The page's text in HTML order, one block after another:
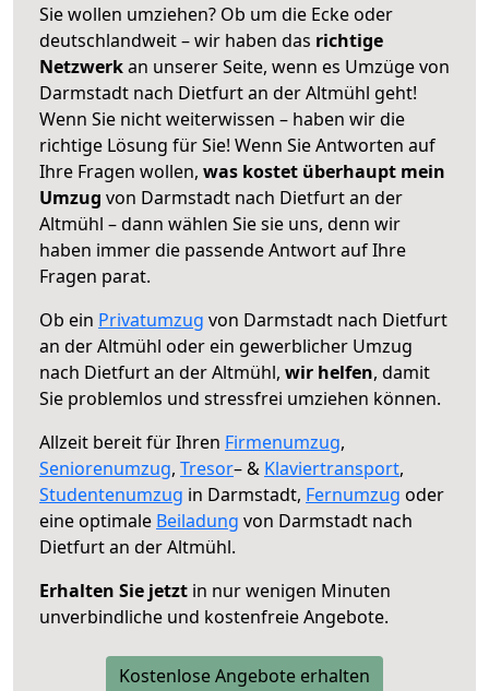
Sie wollen umziehen? Ob um die Ecke oder
deutschlandweit – wir haben das richtige
Netzwerkan unserer Seite, wenn es Umzüge von
Darmstadt nach Dietfurt an der Altmühl geht!
Wenn Sie nicht weiterwissen – haben wir die
richtige Lösung für Sie! Wenn Sie Antworten auf
Ihre Fragen wollen, was kostet überhaupt mein
Umzug von Darmstadt nach Dietfurt an der
Altmühl – dann wählen Sie sie uns, denn wir
haben immer die passende Antwort auf Ihre
Fragen parat.
Ob ein Privatumzug von Darmstadt nach Dietfurt
an der Altmühl oder ein gewerblicher Umzug
nach Dietfurt an der Altmühl, wir helfen, damit
Sie problemlos und stressfrei umziehen können.
Allzeit bereit für Ihren Firmenumzug,
Seniorenumzug, Tresor– & Klaviertransport,
Studentenumzug in Darmstadt, Fernumzug oder
eine optimale Beiladung von Darmstadt nach
Dietfurt an der Altmühl.
Erhalten Sie jetzt in nur wenigen Minuten
unverbindliche und kostenfreie Angebote.
Kostenlose Angebote erhalten